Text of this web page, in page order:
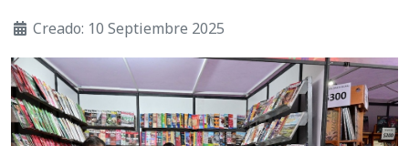
Creado: 10 Septiembre 2025